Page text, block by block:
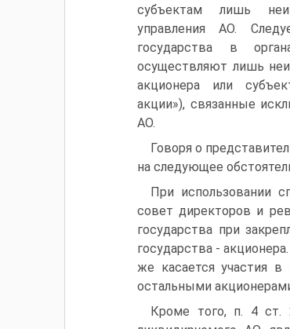
субъектам лишь
управления АО.
государства в
осуществляют лишь
акционера или
акции»), связанные
АО.
Говоря о
на следующее
При использовании
совет директоров и
государства при
государства -
же касается участия
остальными
Кроме того, п. 4 ст.